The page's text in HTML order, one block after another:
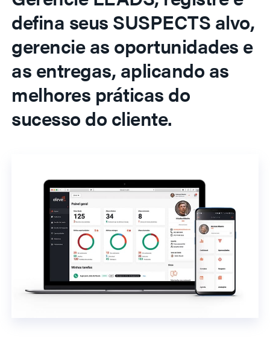
defina seus SUSPECTS alvo,
gerencie as oportunidades e
as entregas, aplicando as
melhores práticas do
sucesso do cliente.